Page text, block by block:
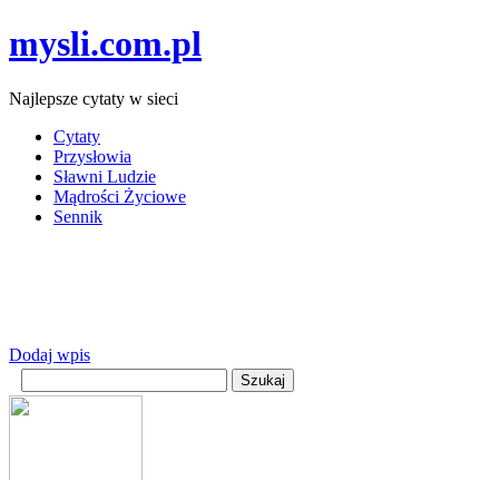
mysli.com.pl
Najlepsze cytaty w sieci
Cytaty
Przysłowia
Sławni Ludzie
Mądrości Życiowe
Sennik
Dodaj wpis